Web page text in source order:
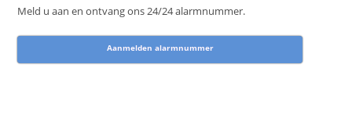
Meld u aan en ontvang ons 24/24 alarmnummer.
Aanmelden alarmnummer